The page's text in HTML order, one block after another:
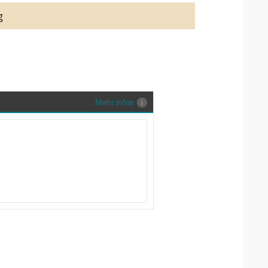
auch richtig in Szene zu setzen,
Trauringe-EFES Tragetasche inkl.
Sendung zu schützen und
Mehr Infos